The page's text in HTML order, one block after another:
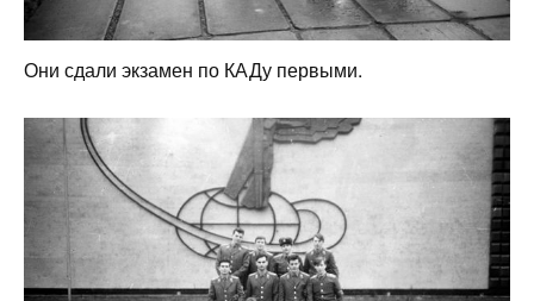
Они сдали экзамен по КАДу первыми.